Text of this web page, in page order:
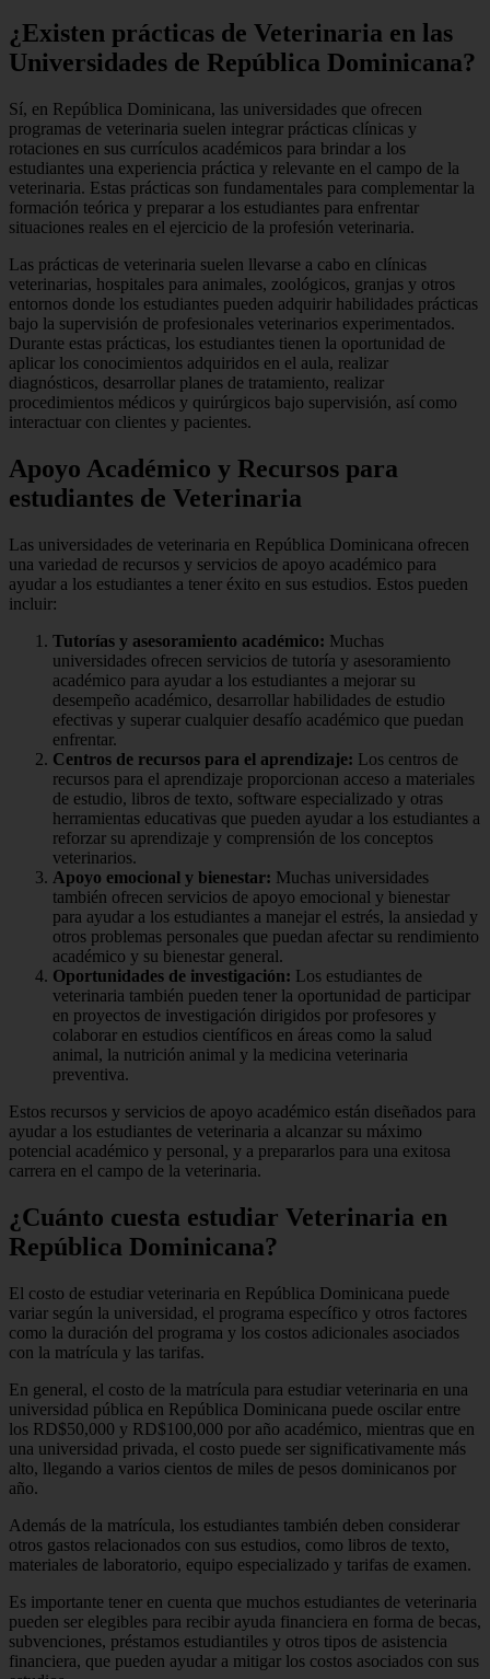
¿Existen prácticas de Veterinaria en las
Universidades de República Dominicana?
Sí, en República Dominicana, las universidades que ofrecen
programas de veterinaria suelen integrar prácticas clínicas y
rotaciones en sus currículos académicos para brindar a los
estudiantes una experiencia práctica y relevante en el campo de la
veterinaria. Estas prácticas son fundamentales para complementar la
formación teórica y preparar a los estudiantes para enfrentar
situaciones reales en el ejercicio de la profesión veterinaria.
Las prácticas de veterinaria suelen llevarse a cabo en clínicas
veterinarias, hospitales para animales, zoológicos, granjas y otros
entornos donde los estudiantes pueden adquirir habilidades prácticas
bajo la supervisión de profesionales veterinarios experimentados.
Durante estas prácticas, los estudiantes tienen la oportunidad de
aplicar los conocimientos adquiridos en el aula, realizar
diagnósticos, desarrollar planes de tratamiento, realizar
procedimientos médicos y quirúrgicos bajo supervisión, así como
interactuar con clientes y pacientes.
Apoyo Académico y Recursos para
estudiantes de Veterinaria
Las universidades de veterinaria en República Dominicana ofrecen
una variedad de recursos y servicios de apoyo académico para
ayudar a los estudiantes a tener éxito en sus estudios. Estos pueden
incluir:
Tutorías y asesoramiento académico: Muchas
universidades ofrecen servicios de tutoría y asesoramiento
académico para ayudar a los estudiantes a mejorar su
desempeño académico, desarrollar habilidades de estudio
efectivas y superar cualquier desafío académico que puedan
enfrentar.
Centros de recursos para el aprendizaje: Los centros de
recursos para el aprendizaje proporcionan acceso a materiales
de estudio, libros de texto, software especializado y otras
herramientas educativas que pueden ayudar a los estudiantes a
reforzar su aprendizaje y comprensión de los conceptos
veterinarios.
Apoyo emocional y bienestar: Muchas universidades
también ofrecen servicios de apoyo emocional y bienestar
para ayudar a los estudiantes a manejar el estrés, la ansiedad y
otros problemas personales que puedan afectar su rendimiento
académico y su bienestar general.
Oportunidades de investigación: Los estudiantes de
veterinaria también pueden tener la oportunidad de participar
en proyectos de investigación dirigidos por profesores y
colaborar en estudios científicos en áreas como la salud
animal, la nutrición animal y la medicina veterinaria
preventiva.
Estos recursos y servicios de apoyo académico están diseñados para
ayudar a los estudiantes de veterinaria a alcanzar su máximo
potencial académico y personal, y a prepararlos para una exitosa
carrera en el campo de la veterinaria.
¿Cuánto cuesta estudiar Veterinaria en
República Dominicana?
El costo de estudiar veterinaria en República Dominicana puede
variar según la universidad, el programa específico y otros factores
como la duración del programa y los costos adicionales asociados
con la matrícula y las tarifas.
En general, el costo de la matrícula para estudiar veterinaria en una
universidad pública en República Dominicana puede oscilar entre
los RD$50,000 y RD$100,000 por año académico, mientras que en
una universidad privada, el costo puede ser significativamente más
alto, llegando a varios cientos de miles de pesos dominicanos por
año.
Además de la matrícula, los estudiantes también deben considerar
otros gastos relacionados con sus estudios, como libros de texto,
materiales de laboratorio, equipo especializado y tarifas de examen.
Es importante tener en cuenta que muchos estudiantes de veterinaria
pueden ser elegibles para recibir ayuda financiera en forma de becas,
subvenciones, préstamos estudiantiles y otros tipos de asistencia
financiera, que pueden ayudar a mitigar los costos asociados con sus